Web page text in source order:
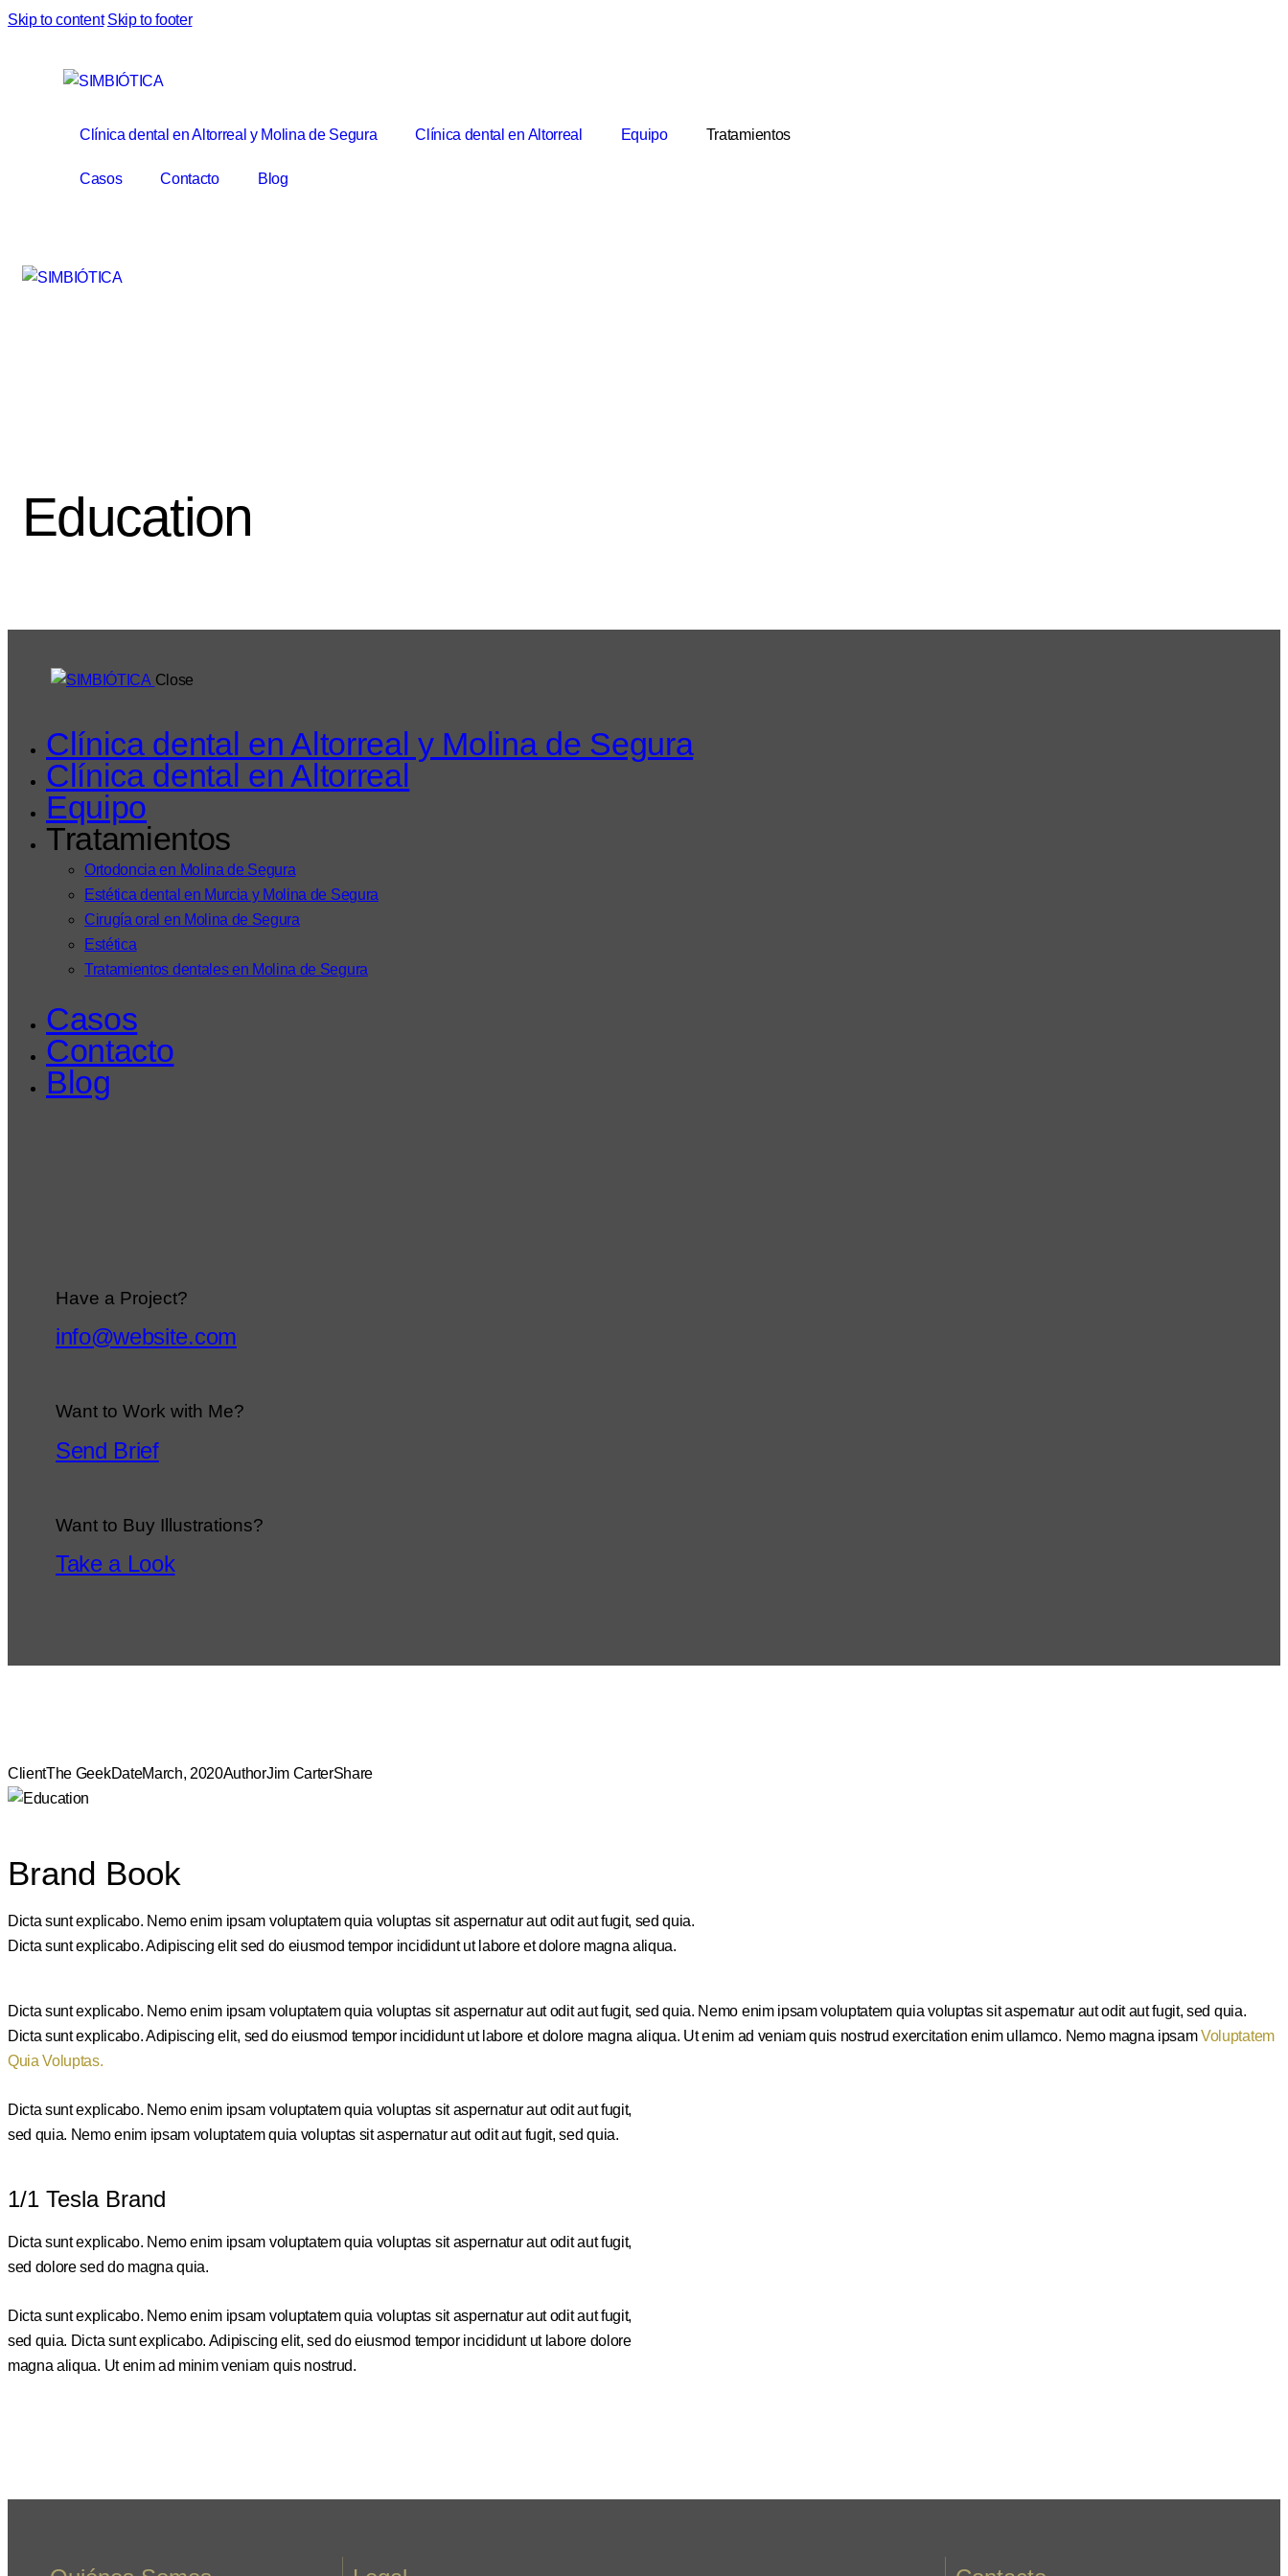
Skip to content Skip to footer
Clínica dental en Altorreal y Molina de Segura Clínica dental en Altorreal Equipo Tratamientos
Casos Contacto Blog
Education
Close
Clínica dental en Altorreal y Molina de Segura
Clínica dental en Altorreal
Equipo
Tratamientos
Ortodoncia en Molina de Segura
Estética dental en Murcia y Molina de Segura
Cirugía oral en Molina de Segura
Estética
Tratamientos dentales en Molina de Segura
Casos
Contacto
Blog
Have a Project?
info@website.com
Want to Work with Me?
Send Brief
Want to Buy Illustrations?
Take a Look
ClientThe GeekDateMarch, 2020AuthorJim CarterShare
Brand Book
Dicta sunt explicabo. Nemo enim ipsam voluptatem quia voluptas sit aspernatur aut odit aut fugit, sed quia.
Dicta sunt explicabo. Adipiscing elit sed do eiusmod tempor incididunt ut labore et dolore magna aliqua.
Dicta sunt explicabo. Nemo enim ipsam voluptatem quia voluptas sit aspernatur aut odit aut fugit, sed quia. Nemo enim ipsam voluptatem quia voluptas sit aspernatur aut odit aut fugit, sed quia.
Dicta sunt explicabo. Adipiscing elit, sed do eiusmod tempor incididunt ut labore et dolore magna aliqua. Ut enim ad veniam quis nostrud exercitation enim ullamco. Nemo magna ipsamVoluptatem
Quia Voluptas.
Dicta sunt explicabo. Nemo enim ipsam voluptatem quia voluptas sit aspernatur aut odit aut fugit,
sed quia. Nemo enim ipsam voluptatem quia voluptas sit aspernatur aut odit aut fugit, sed quia.
1/1 Tesla Brand
Dicta sunt explicabo. Nemo enim ipsam voluptatem quia voluptas sit aspernatur aut odit aut fugit,
sed dolore sed do magna quia.
Dicta sunt explicabo. Nemo enim ipsam voluptatem quia voluptas sit aspernatur aut odit aut fugit,
sed quia. Dicta sunt explicabo. Adipiscing elit, sed do eiusmod tempor incididunt ut labore dolore
magna aliqua. Ut enim ad minim veniam quis nostrud.